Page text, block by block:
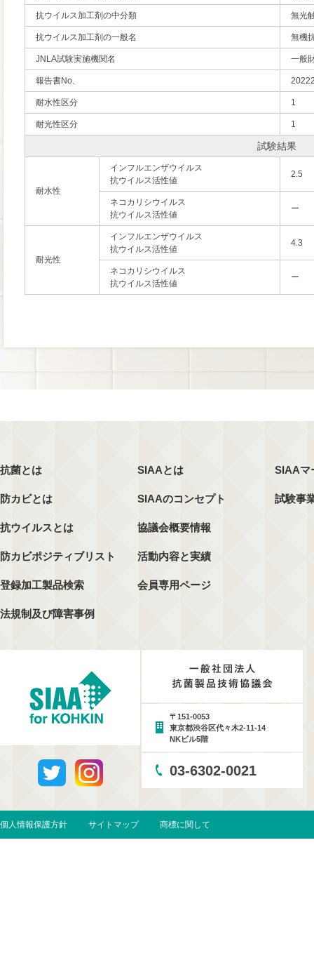
抗ウイルス加工剤の中分類 無光
抗ウイルス加工剤の一般名 無機
JNLA試験実施機関名 一般
報告書No.
耐水性区分 1
耐光性区分 1
試験結果
耐水性
インフルエンザウイルス
抗ウイルス活性値
2.5
ネコカリシウイルス
抗ウイルス活性値
ー
耐光性
インフルエンザウイルス
抗ウイルス活性値
4.3
ネコカリシウイルス
抗ウイルス活性値
ー
抗菌とは
防カビとは
抗ウイルスとは
防カビポジティブリスト
登録加工製品検索
法規制及び障害事例
SIAAとは
SIAAのコンセプト
協議会概要情報
活動内容と実績
会員専用ページ
SIAAマ
試験事
〒151-0053
東京都渋谷区代々木2-11-14
NKビル5階
03-6302-0021
個人情報保護方針 サイトマップ 商標に関して